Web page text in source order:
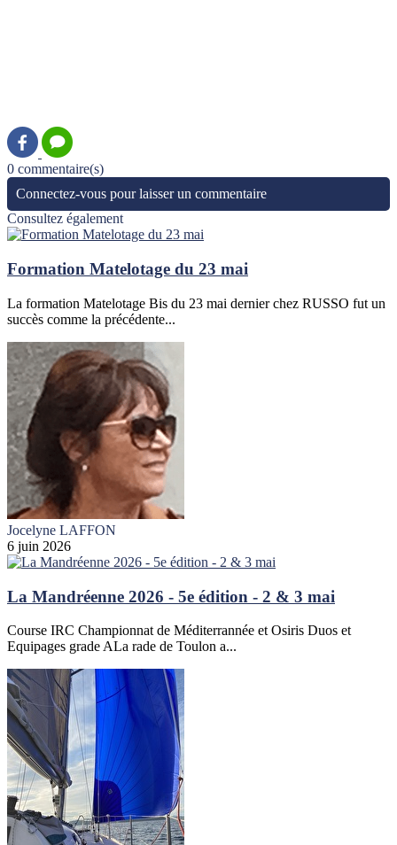
0 commentaire(s)
Connectez-vous pour laisser un commentaire
Consultez également
Formation Matelotage du 23 mai
La formation Matelotage Bis du 23 mai dernier chez RUSSO fut un
succès comme la précédente...
Jocelyne LAFFON
6 juin 2026
La Mandréenne 2026 - 5e édition - 2 & 3 mai
Course IRC Championnat de Méditerrannée et Osiris Duos et
Equipages grade ALa rade de Toulon a...